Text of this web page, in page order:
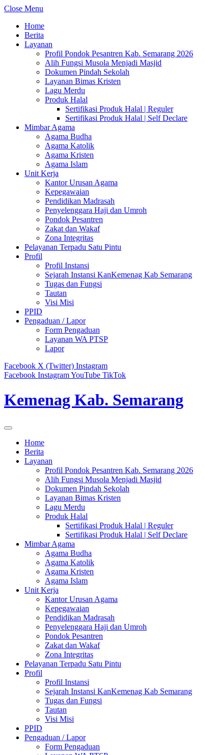
Close Menu
Home
Berita
Layanan
Profil Pondok Pesantren Kab. Semarang 2026
Alih Fungsi Musola Menjadi Masjid
Dokumen Pindah Sekolah
Layanan Bimas Kristen
Lagu Merdu
Produk Halal
Sertifikasi Produk Halal | Reguler
Sertifikasi Produk Halal | Self Declare
Mimbar Agama
Agama Budha
Agama Katolik
Agama Kristen
Agama Islam
Unit Kerja
Kantor Urusan Agama
Kepegawaian
Pendidikan Madrasah
Penyelenggara Haji dan Umroh
Pondok Pesantren
Zakat dan Wakaf
Zona Integritas
Pelayanan Terpadu Satu Pintu
Profil
Profil Instansi
Sejarah Instansi KanKemenag Kab Semarang
Tugas dan Fungsi
Tautan
Visi Misi
PPID
Pengaduan / Lapor
Form Pengaduan
Layanan WA PTSP
Lapor
Facebook X (Twitter) Instagram
Facebook InstagramYouTube TikTok
Kemenag Kab. Semarang
Home
Berita
Layanan
Profil Pondok Pesantren Kab. Semarang 2026
Alih Fungsi Musola Menjadi Masjid
Dokumen Pindah Sekolah
Layanan Bimas Kristen
Lagu Merdu
Produk Halal
Sertifikasi Produk Halal | Reguler
Sertifikasi Produk Halal | Self Declare
Mimbar Agama
Agama Budha
Agama Katolik
Agama Kristen
Agama Islam
Unit Kerja
Kantor Urusan Agama
Kepegawaian
Pendidikan Madrasah
Penyelenggara Haji dan Umroh
Pondok Pesantren
Zakat dan Wakaf
Zona Integritas
Pelayanan Terpadu Satu Pintu
Profil
Profil Instansi
Sejarah Instansi KanKemenag Kab Semarang
Tugas dan Fungsi
Tautan
Visi Misi
PPID
Pengaduan / Lapor
Form Pengaduan